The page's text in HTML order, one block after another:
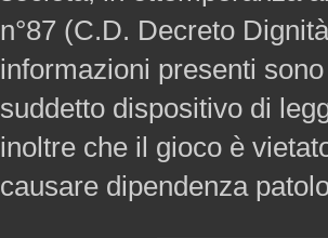
n°87 (C.D. Decreto
informazioni presenti
suddetto dispositivo di
inoltre che il gioco è
causare dipendenza